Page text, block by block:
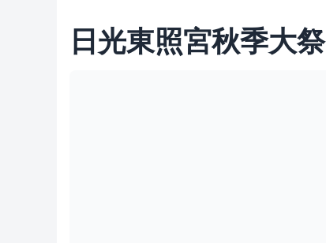
日光東照宮秋季大祭